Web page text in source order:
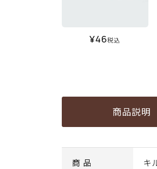
¥46税込
商品説明
商 品 キ